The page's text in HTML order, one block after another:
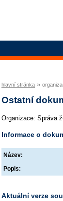
hlavní stránka »
Ostatní
Organizace: Správa
Informace o
Název:
Popis:
Aktuální verze